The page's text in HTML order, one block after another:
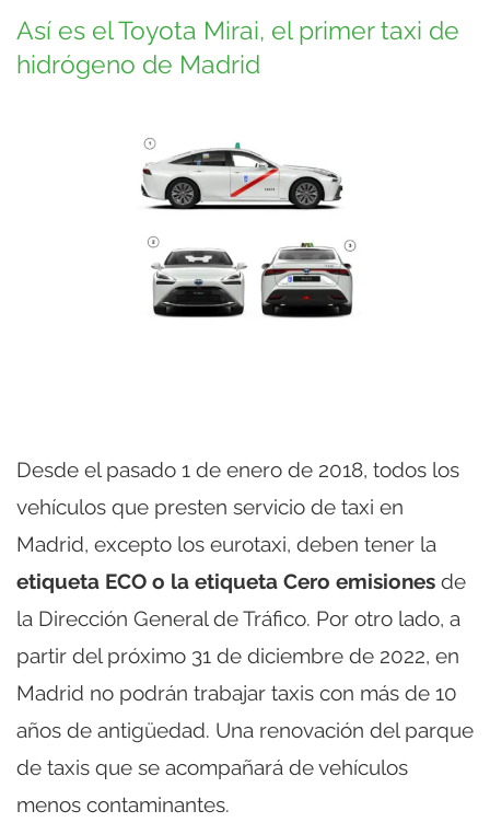
Así es el Toyota Mirai, el primer taxi de
hidrógeno de Madrid
Desde el pasado 1 de enero de 2018, todos los
vehículos que presten servicio de taxi en
Madrid, excepto los eurotaxi, deben tener la
etiqueta ECO o la etiqueta Cero emisiones de
la Dirección General de Tráfico. Por otro lado, a
partir del próximo 31 de diciembre de 2022, en
Madrid no podrán trabajar taxis con más de 10
años de antigüedad. Una renovación del parque
de taxis que se acompañará de vehículos
menos contaminantes.